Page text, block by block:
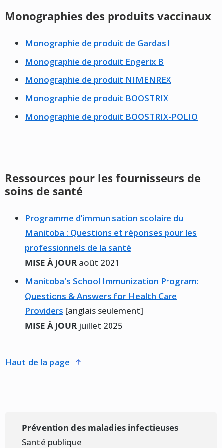
Monographies des produits vaccinaux
Monographie de produit de Gardasil
Monographie de produit Engerix B
Monographie de produit NIMENREX
Monographie de produit BOOSTRIX
Monographie de produit BOOSTRIX-POLIO
Ressources pour les fournisseurs de
soins de santé
Programme d’immunisation scolaire du
Manitoba : Questions et réponses pour les
professionnels de la santé
MISE À JOUR août 2021
Manitoba's School Immunization Program:
Questions & Answers for Health Care
Providers [anglais seulement]
MISE À JOUR juillet 2025
haut de la page
Prévention des maladies infectieuses
Santé publique